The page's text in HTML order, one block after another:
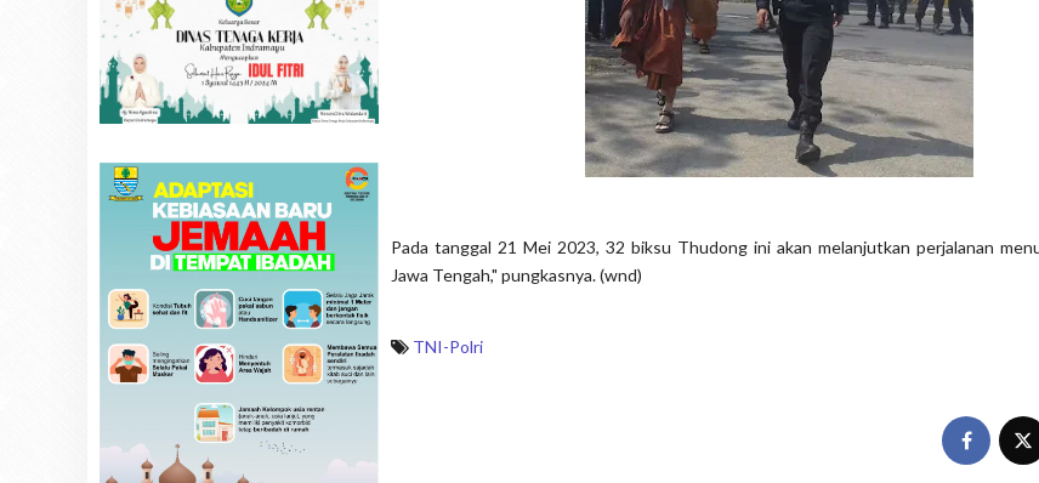
Pada tanggal 21 Mei 2023, 32 biksu Thudong ini akan melanjutkan perjalanan
Jawa Tengah," pungkasnya. (wnd)
TNI-Polri